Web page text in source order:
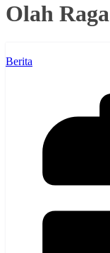
Olah Raga
Berita